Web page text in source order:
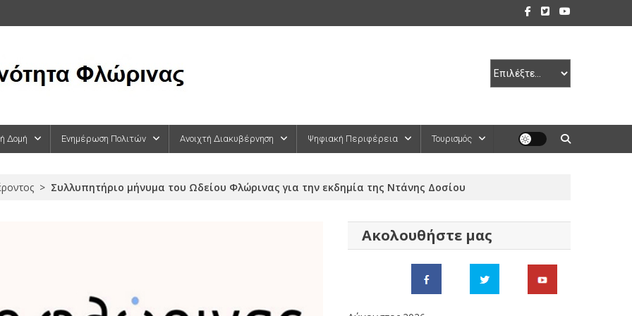
Δομή Ενημέρωση Πολιτών Ανοιχτή Διακυβέρνηση Ψηφιακή Περιφέρεια Τουρισμός
> Συλλυπητήριο μήνυμα του Ωδείου Φλώρινας για την εκδημία της Ντάνης Δοσίου
Ακολουθήστε μας